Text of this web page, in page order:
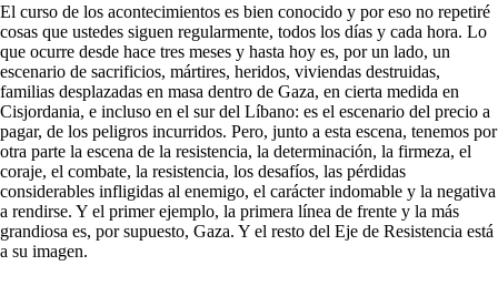
El curso de los acontecimientos es bien conocido y por eso no repetiré
cosas que ustedes siguen regularmente, todos los días y cada hora. Lo
que ocurre desde hace tres meses y hasta hoy es, por un lado, un
escenario de sacrificios, mártires, heridos, viviendas destruidas,
familias desplazadas en masa dentro de Gaza, en cierta medida en
Cisjordania, e incluso en el sur del Líbano: es el escenario del precio a
pagar, de los peligros incurridos. Pero, junto a esta escena, tenemos por
otra parte la escena de la resistencia, la determinación, la firmeza, el
coraje, el combate, la resistencia, los desafíos, las pérdidas
considerables infligidas al enemigo, el carácter indomable y la negativa
a rendirse. Y el primer ejemplo, la primera línea de frente y la más
grandiosa es, por supuesto, Gaza. Y el resto del Eje de Resistencia está
a su imagen.